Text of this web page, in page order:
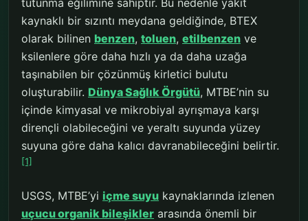
tutunma eğilimine sahiptir. Bu nedenle yakıt
kaynaklı bir sızıntı meydana geldiğinde, BTEX
olarak bilinen benzen, toluen, etilbenzen ve
ksilenlere göre daha hızlı ya da daha uzağa
taşınabilen bir çözünmüş kirletici bulutu
oluşturabilir. Dünya Sağlık Örgütü, MTBE’nin su
içinde kimyasal ve mikrobiyal ayrışmaya karşı
dirençli olabileceğini ve yeraltı suyunda yüzey
suyuna göre daha kalıcı davranabileceğini belirtir.
[1]
USGS, MTBE’yi içme suyu kaynaklarında izlenen
uçucu organik bileşikler arasında önemli bir